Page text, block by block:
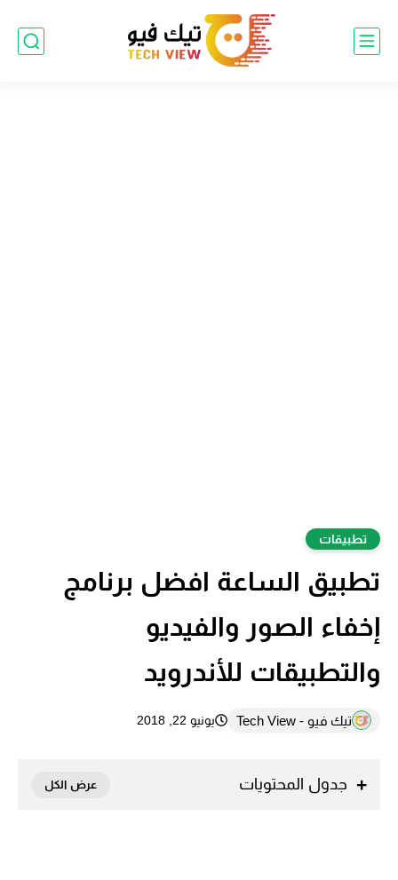
تطبيقات
تطبيق الساعة افضل برنامج
إخفاء الصور والفيديو
والتطبيقات للأندرويد
تيك فيو - Tech View يونيو 22, 2018
جدول المحتويات